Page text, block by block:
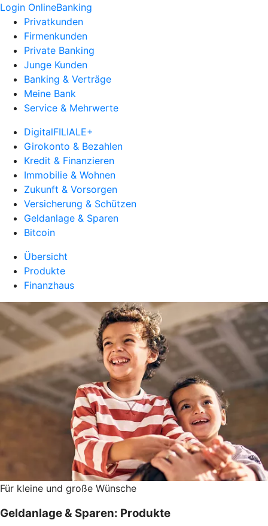
Login OnlineBanking
Privatkunden
Firmenkunden
Private Banking
Junge Kunden
Banking & Verträge
Meine Bank
Service & Mehrwerte
DigitalFILIALE+
Girokonto & Bezahlen
Kredit & Finanzieren
Immobilie & Wohnen
Zukunft & Vorsorgen
Versicherung & Schützen
Geldanlage & Sparen
Bitcoin
Übersicht
Produkte
Finanzhaus
Für kleine und große Wünsche
Geldanlage & Sparen: Produkte